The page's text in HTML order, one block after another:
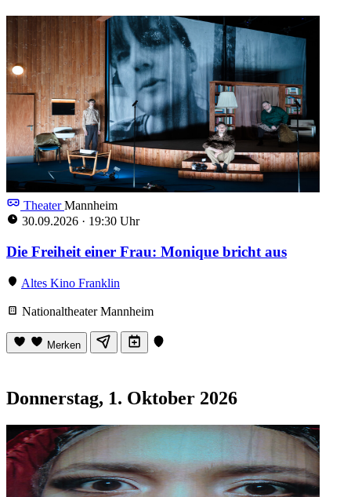
TheaterMannheim
30.09.2026 · 19:30 Uhr
Die Freiheit einer Frau: Monique bricht aus
Altes Kino Franklin
Nationaltheater Mannheim
Merken
Donnerstag, 1. Oktober 2026